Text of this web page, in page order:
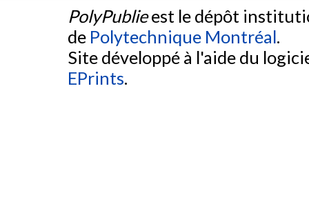
PolyPublieest le dépôt
de Polytechnique Montréal.
Site développé à l'aide du
EPrints.